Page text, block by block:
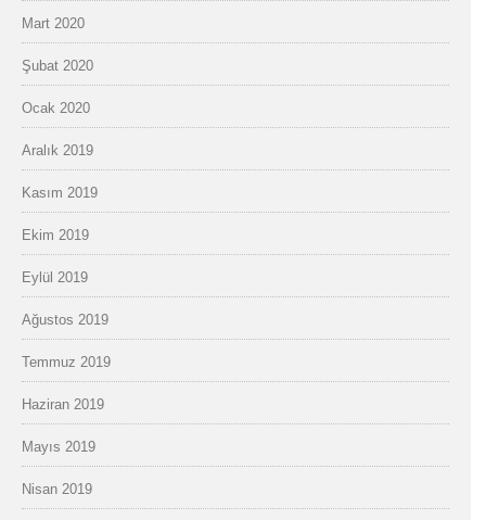
Mart 2020
Şubat 2020
Ocak 2020
Aralık 2019
Kasım 2019
Ekim 2019
Eylül 2019
Ağustos 2019
Temmuz 2019
Haziran 2019
Mayıs 2019
Nisan 2019